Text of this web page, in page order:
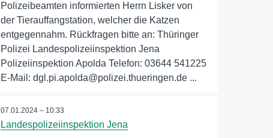
Polizeibeamten informierten Herrn Lisker von
der Tierauffangstation, welcher die Katzen
entgegennahm. Rückfragen bitte an: Thüringer
Polizei Landespolizeiinspektion Jena
Polizeiinspektion Apolda Telefon: 03644 541225
E-Mail: dgl.pi.apolda@polizei.thueringen.de ...
07.01.2024 – 10:33
Landespolizeiinspektion Jena